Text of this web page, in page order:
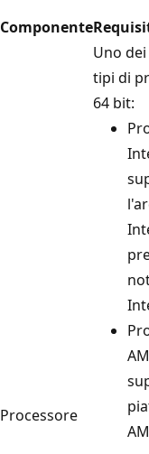
Componente
Processore
Uno
tipi di
64 bit: